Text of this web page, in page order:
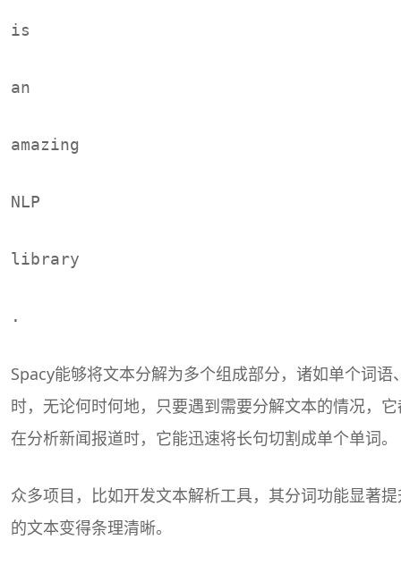
is
an
amazing
NLP
library
.
Spacy能够将文本分解为多个组成部分，诸如单个词
时，无论何时何地，只要遇到需要分解文本的情况，
在分析新闻报道时，它能迅速将长句切割成单个单词。
众多项目，比如开发文本解析工具，其分词功能显著
的文本变得条理清晰。